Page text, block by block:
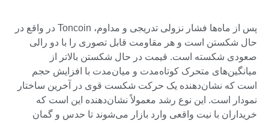
پس از ماه‌ها فشار نزولی تدریجی و مداوم، Toncoin در واقع در
حال شکستن است و هر مقاومت قابل تصوری را با دو رالی
صعودی شکسته است. قیمت در حال شکستن بالاتر از
میانگین‌های متحرک کوتاه‌مدت و میان‌مدت با افزایش حجم
است که نشان‌دهنده یک حرکت شکست قوی در آخرین ساختار
نمودار است. این نوع رشد معمولاً نشان‌دهنده این است که
خریداران با نیت واقعی وارد بازار می‌شوند تا حدس و گمان